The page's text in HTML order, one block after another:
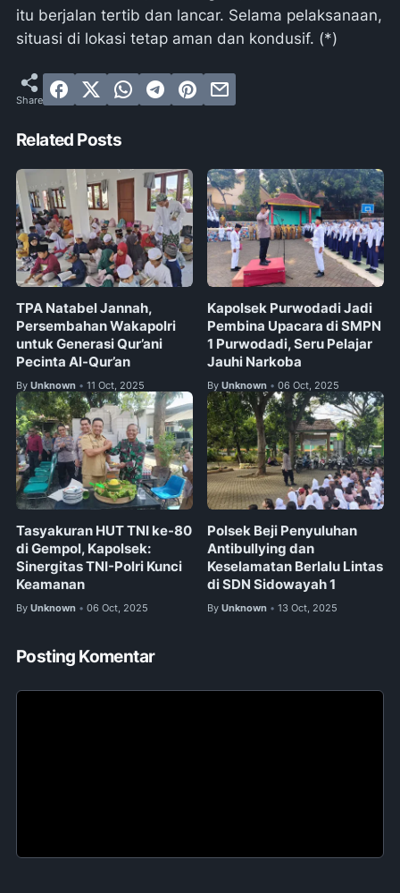
itu berjalan tertib dan lancar. Selama pelaksanaan,
situasi di lokasi tetap aman dan kondusif. (*)
Related Posts
TPA Natabel Jannah,
Persembahan Wakapolri
untuk Generasi Qur’ani
Pecinta Al-Qur’an
By Unknown • 11 Oct, 2025
Kapolsek Purwodadi Jadi
Pembina Upacara di SMPN
1 Purwodadi, Seru Pelajar
Jauhi Narkoba
By Unknown • 06 Oct, 2025
Tasyakuran HUT TNI ke-80
di Gempol, Kapolsek:
Sinergitas TNI-Polri Kunci
Keamanan
By Unknown • 06 Oct, 2025
Polsek Beji Penyuluhan
Antibullying dan
Keselamatan Berlalu Lintas
di SDN Sidowayah 1
By Unknown • 13 Oct, 2025
Posting Komentar